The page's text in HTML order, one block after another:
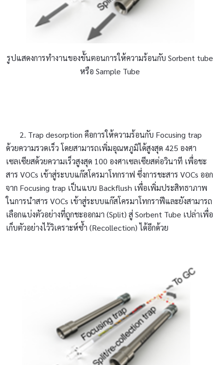
รูปแสดงการทำงานของขั้นตอนการให้ความร้อนกับ Sorbent tube
หรือ Sample Tube
2. Trap desorption คือการให้ความร้อนกับ Focusing trap
ด้วยความรวดเร็ว โดยสามารถเพิ่มอุณหภูมิได้สูงสุด 425 องศา
เซลเซียสด้วยความเร็วสูงสุด 100 องศาเซลเซียสต่อวินาที เพื่อชะ
สาร VOCs เข้าสู่ระบบแก๊สโครมาโทกราฟ ซึ่งการชะสาร VOCs ออก
จาก Focusing trap เป็นแบบ Backflush เพื่อเพิ่มประสิทธาภาพ
ในการนำสาร VOCs เข้าสู่ระบบแก๊สโครมาโทกราฟีและยังสามารถ
เลือกแบ่งตัวอย่างที่ถูกชะออกมา (Split) สู่ Sorbent Tube เปล่าเพื่อ
เก็บตัวอย่างไว้วิเคราะห์ซ้ำ (Recollection) ได้อีกด้วย